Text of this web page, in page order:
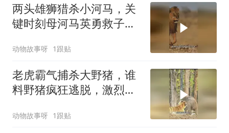
两头雄狮猎杀小河马，关
键时刻母河马英勇救子，
动物故事呀 1跟贴
老虎霸气捕杀大野猪，谁
料野猪疯狂逃脱，激烈对
动物故事呀 1跟贴